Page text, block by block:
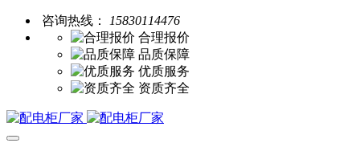
咨询热线：
15830114476
合理报价
品质保障
优质服务
资质齐全